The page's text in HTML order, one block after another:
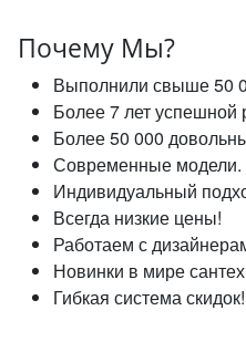
Почему Мы?
Выполнили свыше 50
Более 7 лет успешной
Более 50 000
Современные модели.
Индивидуальный
Всегда низкие цены!
Работаем с
Новинки в мире
Гибкая система скидок!